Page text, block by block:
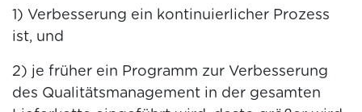
1) Verbesserung ein kontinuierlicher Prozess
ist, und
2) je früher ein Programm zur Verbesserung
des Qualitätsmanagement in der gesamten